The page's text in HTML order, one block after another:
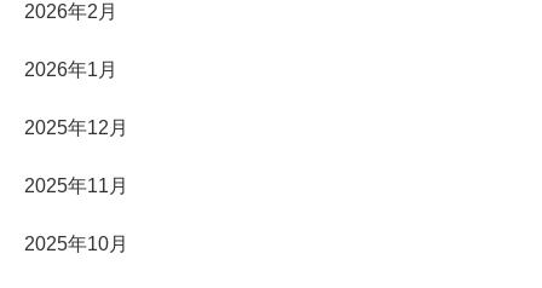
2026年2月
2026年1月
2025年12月
2025年11月
2025年10月